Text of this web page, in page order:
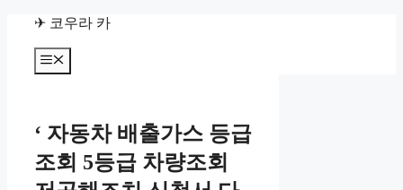
✈ 코우라 카
메
뉴
‘ 자동차 배출가스 등급
조회 5등급 차량조회